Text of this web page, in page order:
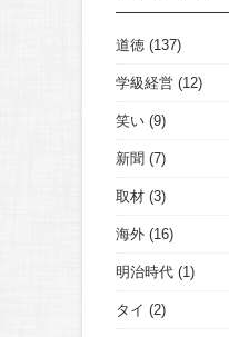
道徳 (137)
学級経営 (12)
笑い (9)
新聞 (7)
取材 (3)
海外 (16)
明治時代 (1)
タイ (2)